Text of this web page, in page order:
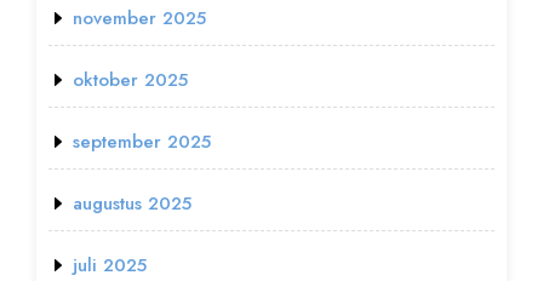
november 2025
oktober 2025
september 2025
augustus 2025
juli 2025